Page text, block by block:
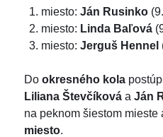
miesto: Ján Rusinko
miesto: Linda Baľová
miesto: Jerguš Hennel
Do okresného kola
Liliana Števčíková a Ján
na peknom šiestom mieste
miesto.